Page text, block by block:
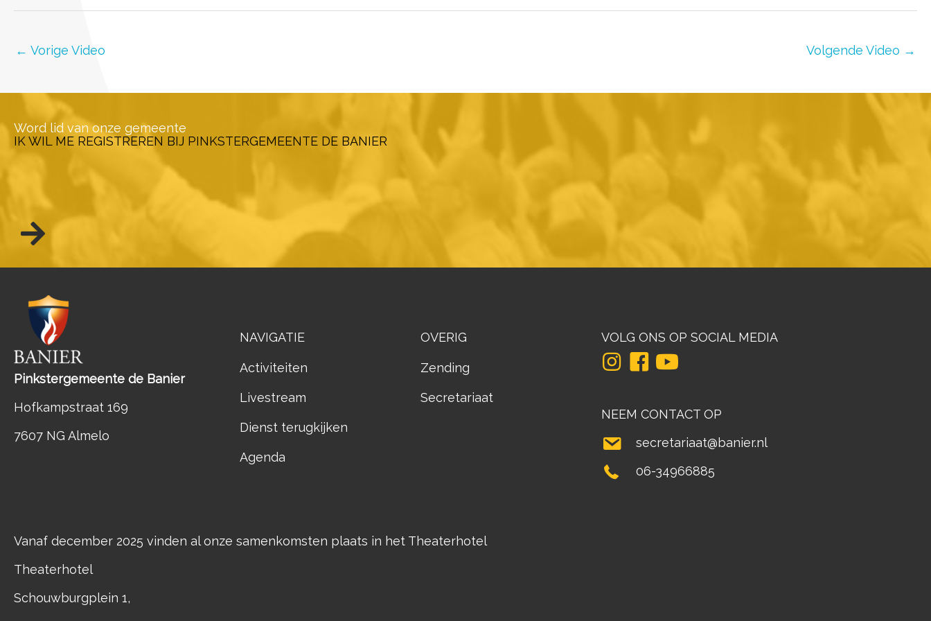
← Vorige Video Volgende Video →
Word lid van onze gemeente
IK WIL ME REGISTREREN BIJ PINKSTERGEMEENTE DE BANIER
Pinkstergemeente de Banier
Hofkampstraat 169
7607 NG Almelo
NAVIGATIE
Activiteiten
Livestream
Dienst terugkijken
Agenda
OVERIG
Zending
Secretariaat
VOLG ONS OP SOCIAL MEDIA
NEEM CONTACT OP
secretariaat@banier.nl
06-34966885
Vanaf december 2025 vinden al onze samenkomsten plaats in het Theaterhotel
Theaterhotel
Schouwburgplein 1,